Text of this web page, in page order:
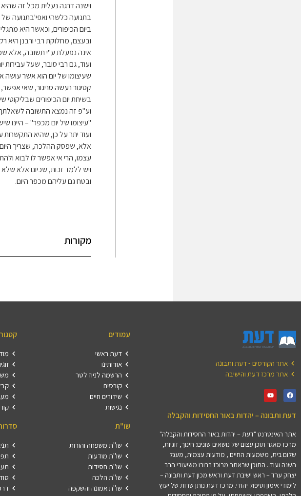
וישנה דרגה נעלית מכל זה
בתנועה כלשהי ואפי'בתנועה של
ביום הכיפורים, וכאשר היא
ובעצם, מחלוקת רבי ורבנן
אינה נפעלת ע"י תשובה, אלא
ועוד, גם רבי סובר, שעל עבירות
שעיצומו של יום הוא אשר עושה
קטיגור נעשה סניגור, שאי
בשיחת יום הכיפורים שבליקוטי
וע"פ זה נמצא התשובה
"עיצומו של יום מכפר" –
ועוד יתר על כן, שהיא
אלא, שפסק ההלכה, שצריך היום
עצמו, הרי אי אפשר לו לבוא
ויש ללמד זכות, שכיום אלא שלא
ובטח גם עליהם מכפר היום.
מקורות
אתר הקורסים - דעת ותבונה
אתר מרכז דעת והישיבה
דעת ותבונה – יהדות באור החסידות והקבלה
אתר האינטרנט "דעת – יהדות באור החסידות והקבלה"
מרכז מאגר תוכן עצום של נושאים שונים: חינוך, זוגיות,
שלום בית, משמעות החיים , מודעות עצמית, מעגל
השנה ועוד.. התוכן שבאתר מרוכז ברובו משיעורי הרב
יצחק ערד – ראש ישיבת דעת וראש מכון דעת ותבונה –
לימודי אימון וטיפול יהודי. מרכז דעת נותן שרות של יעוץ
עמודים
דעת ראשי
אודותינו
הרשמה לניוז לטר
קורסים
שידורים חיים
נגישות
שו"ת
שו"ת משפחה והורות
שו"ת מודעות
שו"ת חסידות
שו"ת הלכה
שו"ת אמונה והשקפה